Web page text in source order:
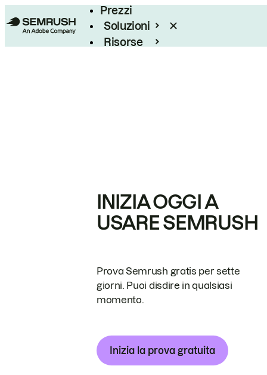
Prezzi
Soluzioni
Risorse
INIZIA OGGI A
USARE SEMRUSH
Prova Semrush gratis per sette
giorni. Puoi disdire in qualsiasi
momento.
Inizia la prova gratuita